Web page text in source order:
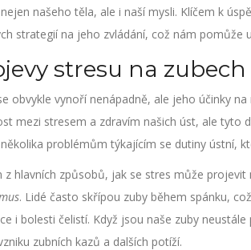
našeho těla, ale i naší mysli. Klíčem k
strategií na jeho zvládání, což nám pomůže
stresu na
obvykle vynoří nenápadně, ale jeho účinky
mezi stresem a zdravím našich úst, ale tyto
problémům týkajícím se dutiny ústní,
z hlavních způsobů, jak se stres může
. Lidé často skřípou zuby během spánku,
i bolesti čelistí. Když jsou naše zuby
zubních kazů a dalších potíží.